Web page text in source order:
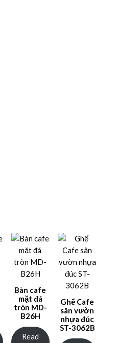
Bàn cafe
mặt đá
tròn MD-
B26H
Read
Ghế Cafe
sân vườn
nhựa đúc
ST-3062B